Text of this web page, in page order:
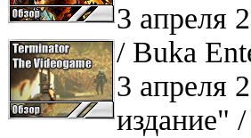
3 апреля
/ Buka
3 апреля
издание"